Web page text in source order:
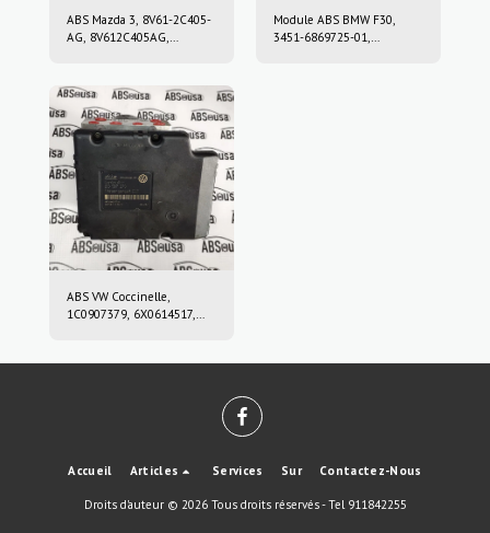
ABS Mazda 3, 8V61-2C405-
AG, 8V612C405AG,
10096101153
Module ABS BMW F30,
3451-6869725-01,
ABS VW Coccinelle,
1C0907379, 6X0614517,
10020402224
Accueil Articles Services Sur Contactez-Nous
Droits d'auteur © 2026 Tous droits réservés -Tel 911842255